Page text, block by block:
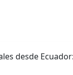
desde Ecuador: